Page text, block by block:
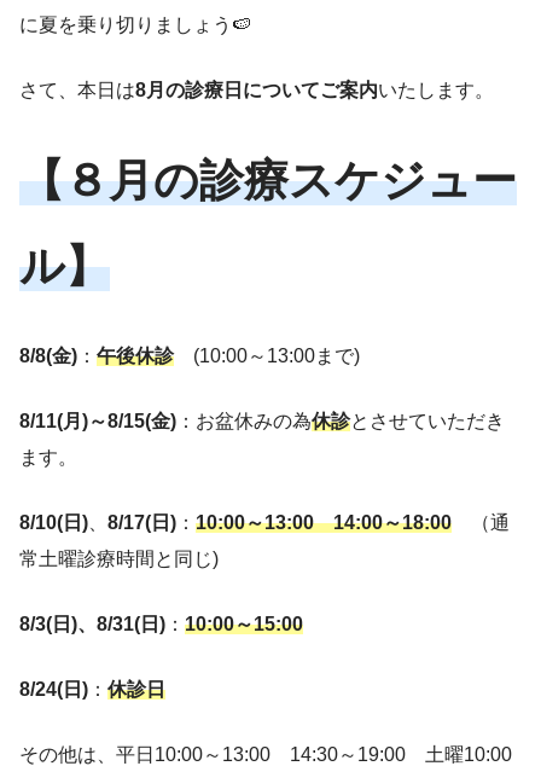
に夏を乗り切りましょう🍉
さて、本日は8月の診療日についてご案内いたします。
【８月の診療スケジュー
ル】
8/8(金) ： 午後休診(10:00～13:00まで)
8/11(月)～8/15(金) ：お盆休みの為休診とさせていただき
ます。
8/10(日) 8/17(日) ： 10:00～13:00 14:00～18:00 （通
常土曜診療時間と同じ)
8/3(日)、8/31(日) ： 10:00～15:00
8/24(日) ： 休診日
その他は、平日10:00～13:00 14:30～19:00 土曜10:00